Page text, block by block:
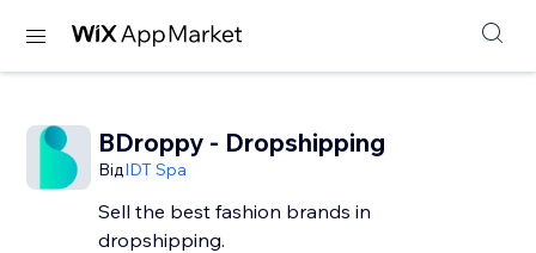
BDroppy - Dropshipping
ВідIDT Spa
Sell the best fashion brands in
dropshipping.